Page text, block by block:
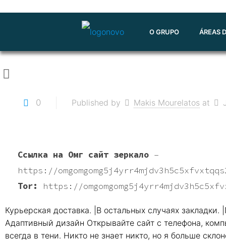
O GRUPO ÁREAS
0 Published by Makis Mourelatos at
Ссылка на Омг сайт зеркало–
https://
Tor:
https://
Курьерская доставка. |В остальных случаях
Адаптивный дизайн Открывайте сайт с телефона,
всегда в тени. Никто не знает никто, но я больше